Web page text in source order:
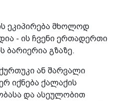
ეკიპირება მხოლოდ
- ის ჩვენი ერთადერთი
ბარიერია გზაზე.
ან შარვალი
იქნება ქალაქის
და ასეულობით